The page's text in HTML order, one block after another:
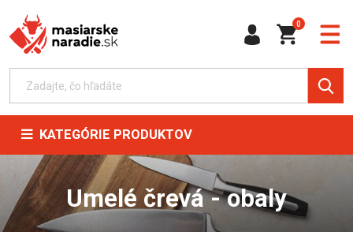
0
KATEGÓRIE PRODUKTOV
Umelé črevá - obaly